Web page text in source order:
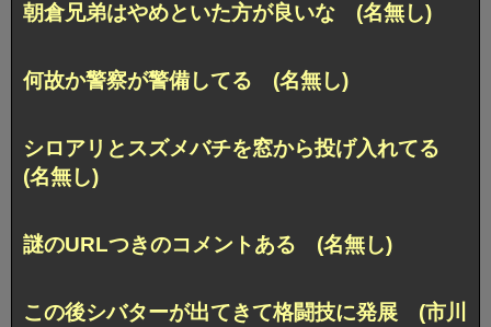
朝倉兄弟はやめといた方が良いな (名無し)
何故か警察が警備してる (名無し)
シロアリとスズメバチを窓から投げ入れてる
(名無し)
謎のURLつきのコメントある (名無し)
この後シバターが出てきて格闘技に発展 (市川